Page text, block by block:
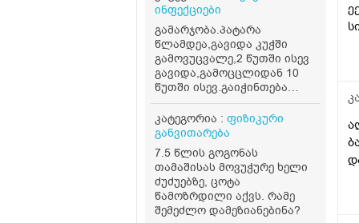
ინფექციები
გამარჯობა.პატარა
წლამდეა,გავიდა კუჭში
გამოვუცვალე,2 წუთში ისევ
გავიდა,გამოცცლიდან 10
წუთში ისევ.გაიჭინთება
გავა.აშლილი არაა,ღამეც
მშვიდად ეძინა,გუშინ
საღამოსაც ეგრე გააკეთა
თვითონ ბავშვი არ წუხს
კატეგორია : ფიზიკური
განვითარება
7.5 წლის გოგონას
თამაშისას მოვუჭურე ხელი
ძუძუებზე, ცოტა
წამოზრდილი აქვს. რამე
შემეძლო დამეზიანებინა?